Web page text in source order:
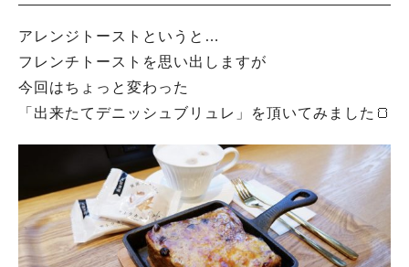
アレンジトーストというと…
フレンチトーストを思い出しますが
今回はちょっと変わった
「出来たてデニッシュブリュレ」を頂いてみました🍞